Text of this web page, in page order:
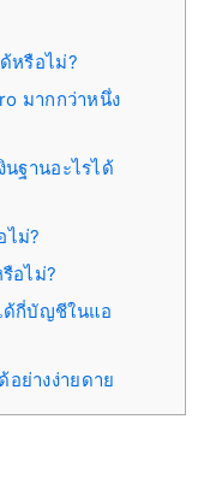
หรือไม่?
มากกว่าหนึ่ง
ฐานอะไรได้
ม่?
อไม่?
ด้กี่บัญชีในแอ
ย่างง่ายดาย